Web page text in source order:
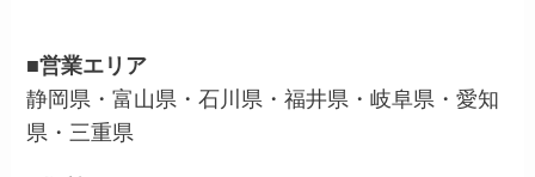
■営業エリア
静岡県・富山県・石川県・福井県・岐阜県・愛知
県・三重県